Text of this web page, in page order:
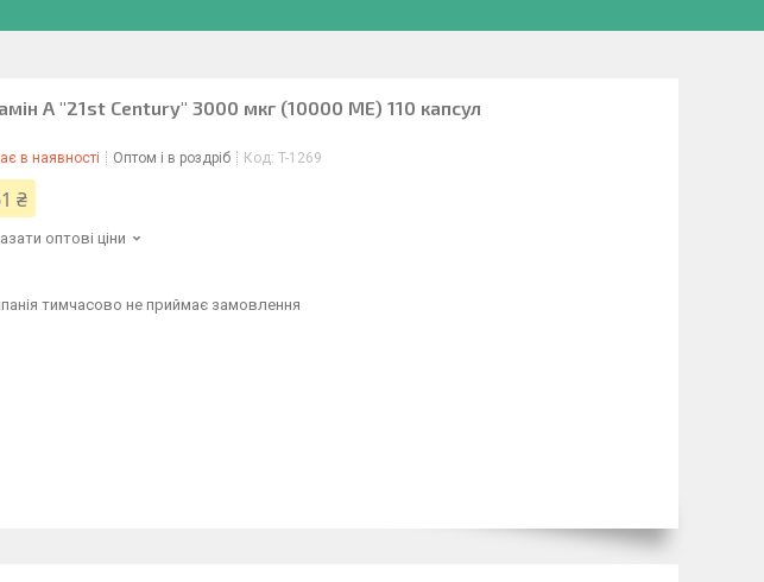
А "21st Century" 3000 мкг (10000 МЕ) 110 капсул
в наявності Оптом і в роздріб Код: T-1269
₴
оптові ціни
тимчасово не приймає замовлення